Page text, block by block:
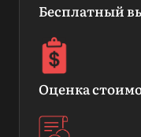
Бесплатный
Оценка